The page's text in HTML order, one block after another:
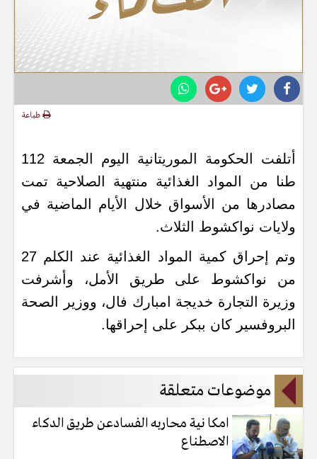
طباعة
أتلفت الحكومة الموريتانية اليوم الجمعة 112
طنا من المواد الغذائية منتهية الصلاحية تمت
مصادرها من الأسواق خلال الأيام الماضية في
ولايات نواكشوط الثلاث.
وتم إحراق كمية المواد الغذائية عند الكلم 27
من نواكشوط على طريق الأمل، وأشرفت
وزيرة التجارة خديجة امبارك فال، ووزير الصحة
البروفسير كان ببكر على إحراقها.
موضوعات متعلقة
امكا نية محاربه الفسادعن طريق الدكاء
الاصطناع